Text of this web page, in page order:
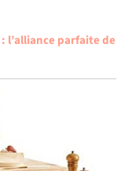
l’alliance parfaite de